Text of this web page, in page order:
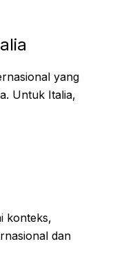
yang
Untuk Italia,
konteks,
dan